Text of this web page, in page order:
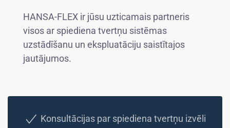
HANSA-FLEX ir jūsu uzticamais partneris
visos ar spiediena tvertņu sistēmas
uzstādīšanu un ekspluatāciju saistītajos
jautājumos.
Konsultācijas par spiediena tvertņu izvēli